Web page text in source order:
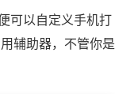
可以自定义手机打
辅助器，不管你是